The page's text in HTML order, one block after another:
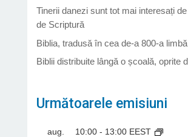
Tinerii danezi sunt tot mai interesați
de Scriptură
Biblia, tradusă în cea de-a 800-a limbă
Biblii distribuite lângă o școală, oprite
Următoarele emisiuni
aug.
10:00- 13:00 EEST